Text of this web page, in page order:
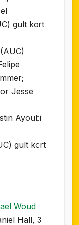
gult kort
(AUC)
Jesse
Ayoubi
gult kort
Woud
Hall, 3